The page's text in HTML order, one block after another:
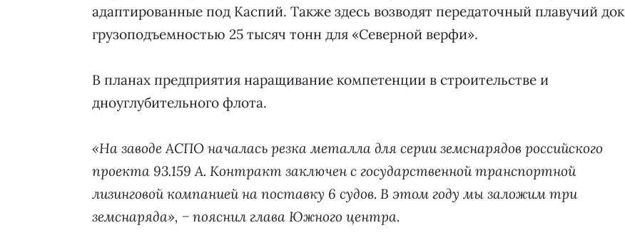
адаптированные под Каспий. Также здесь возводят передаточный плавучий док
грузоподъемностью 25 тысяч тонн для «Северной верфи».
В планах предприятия наращивание компетенции в строительстве и
дноуглубительного флота.
«На заводе АСПО началась резка металла для серии земснарядов российского
проекта 93.159 А. Контракт заключен с государственной транспортной
лизинговой компанией на поставку 6 судов. В этом году мы заложим три
земснаряда», − пояснил глава Южного центра.